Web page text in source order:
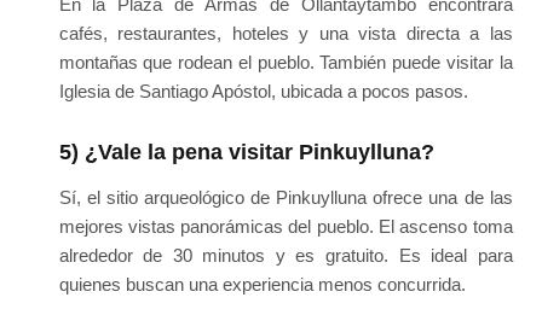
cafés, restaurantes, hoteles y una vista directa a las
montañas que rodean el pueblo. También puede visitar la
Iglesia de Santiago Apóstol, ubicada a pocos pasos.
5) ¿Vale la pena visitar Pinkuylluna?
Sí, el sitio arqueológico de Pinkuylluna ofrece una de las
mejores vistas panorámicas del pueblo. El ascenso toma
alrededor de 30 minutos y es gratuito. Es ideal para
quienes buscan una experiencia menos concurrida.